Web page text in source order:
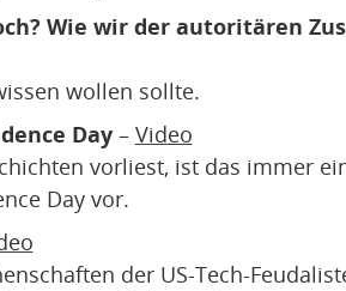
Wie wir der autoritären
wollen sollte.
Day– Video
vorliest, ist das immer
Day vor.
der US-Tech-